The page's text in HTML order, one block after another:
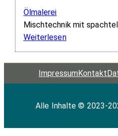
Ölmalerei
Mischtechnik mit
Weiterlesen:
ImpressumKontakt
Alle Inhalte © 2023-